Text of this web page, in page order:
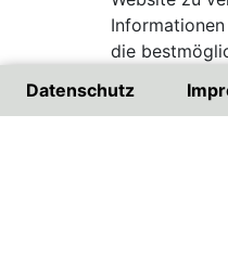
Datenschutz
die
Besuchen